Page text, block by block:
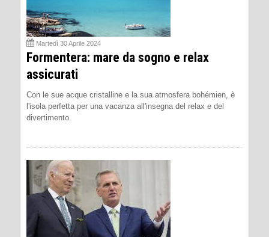
Martedì 30 Aprile 2024
Formentera: mare da sogno e relax
assicurati
Con le sue acque cristalline e la sua atmosfera bohémien, è
l'isola perfetta per una vacanza all'insegna del relax e del
divertimento.